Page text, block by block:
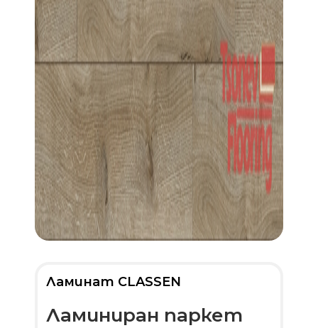
Ламинат CLASSEN
Ламиниран паркет